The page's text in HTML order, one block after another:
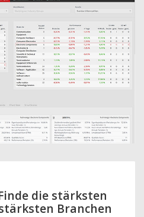
die stärksten
Branchen